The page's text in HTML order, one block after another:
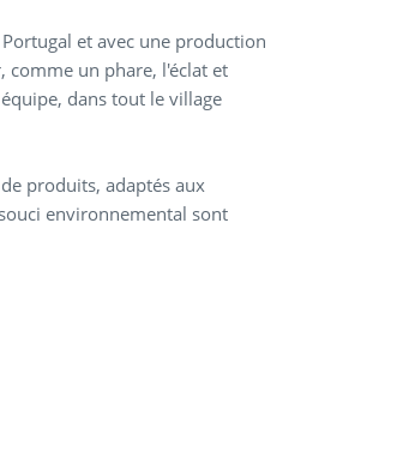
et avec une production
un phare, l'éclat et
dans tout le village
produits, adaptés aux
environnemental sont